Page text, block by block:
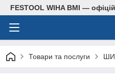
FESTOOL WIHA BMI —
Товари та послуги